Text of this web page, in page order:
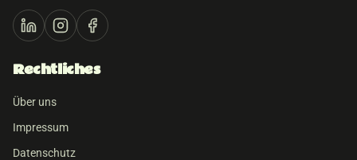
Rechtliches
Über uns
Impressum
Datenschutz